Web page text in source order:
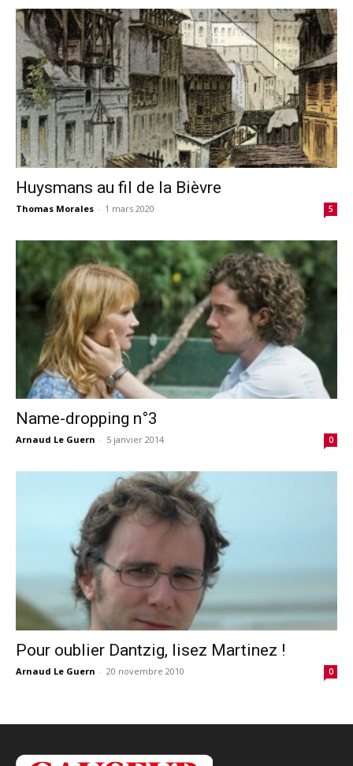
Huysmans au fil de la Bièvre
Thomas Morales - 1 mars 2020 5
Name-dropping n°3
Arnaud Le Guern - 5 janvier 2014 0
Pour oublier Dantzig, lisez Martinez !
Arnaud Le Guern - 20 novembre 2010 0